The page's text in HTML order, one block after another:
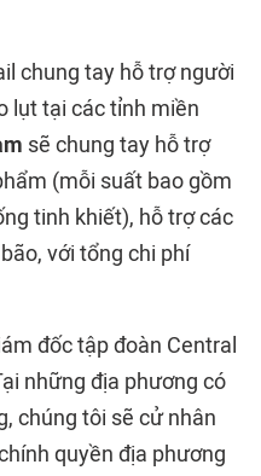
chung tay hỗ trợ người
lụt tại các tỉnh miền
sẽ chung tay hỗ trợ
(mỗi suất bao gồm
tinh khiết), hỗ trợ các
với tổng chi phí
đốc tập đoàn Central
những địa phương có
chúng tôi sẽ cử nhân
quyền địa phương